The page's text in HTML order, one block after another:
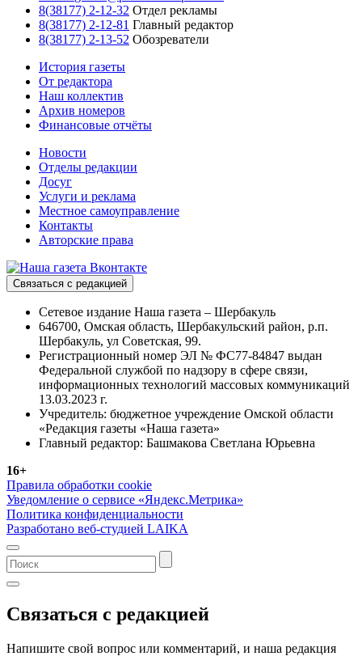
8(38177) 2-12-32 Отдел рекламы
8(38177) 2-12-81 Главный редактор
8(38177) 2-13-52 Обозреватели
История газеты
От редактора
Наш коллектив
Архив номеров
Финансовые отчёты
Новости
Отделы редакции
Досуг
Услуги и реклама
Местное самоуправление
Контакты
Авторские права
Связаться с редакцией
Сетевое издание Наша газета – Шербакуль
646700, Омская область, Шербакульский район, р.п.
Шербакуль, ул Советская, 99.
Регистрационный номер ЭЛ № ФС77-84847 выдан
Федеральной службой по надзору в сфере связи,
информационных технологий массовых коммуникаций
13.03.2023 г.
Учредитель: бюджетное учреждение Омской области
«Редакция газеты «Наша газета»
Главный редактор: Башмакова Светлана Юрьевна
16+
Правила обработки cookie
Уведомление о сервисе «Яндекс.Метрика»
Политика конфиденциальности
Разработано веб-студией LAIKA
Связаться с редакцией
Напишите свой вопрос или комментарий, и наша редакция